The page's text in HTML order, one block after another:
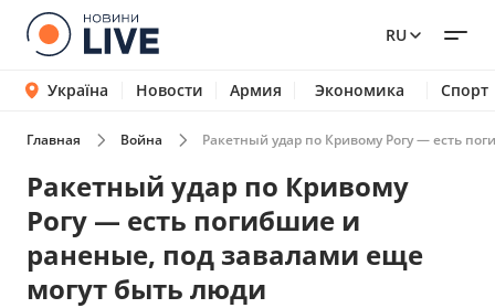
RU
Україна Новости Армия Экономика Спорт
Главная Война Ракетный удар по Кривому Рогу — есть
Ракетный удар по Кривому
Рогу — есть погибшие и
раненые, под завалами еще
могут быть люди